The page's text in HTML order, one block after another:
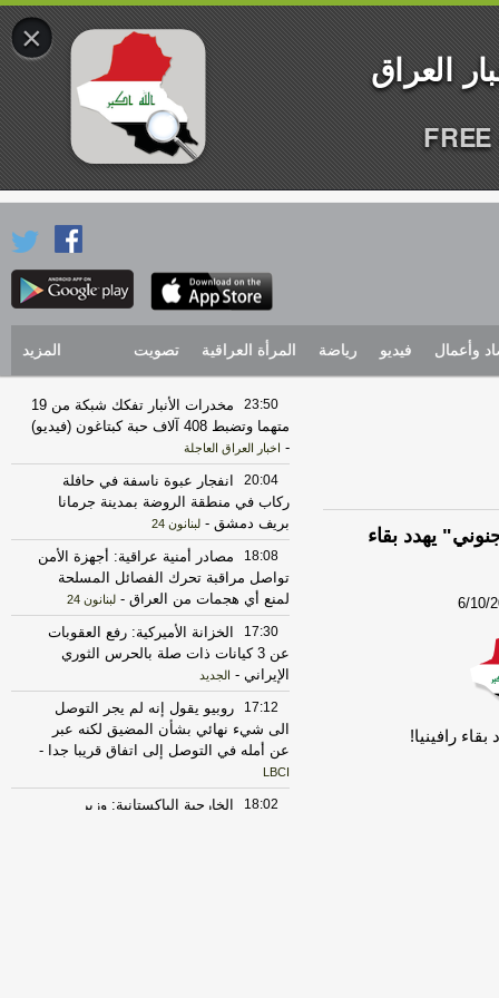
وأعمال فيديو رياضة المرأة العراقية تصويت المزيد
يهدد بقاء
6/10/
رافينيا!
23:50
مخدرات الأنبار تفكك شبكة من 19
متهما وتضبط 408 آلاف حبة كبتاغون (فيديو)
-
اخبار العراق العاجلة
20:04
انفجار عبوة ناسفة في حافلة
ركاب في منطقة الروضة بمدينة جرمانا
بريف دمشق - لبنانون 24
18:08
مصادر أمنية عراقية: أجهزة الأمن
تواصل مراقبة تحرك الفصائل المسلحة
لمنع أي هجمات من العراق - لبنانون 24
17:30
الخزانة الأميركية: رفع العقوبات
عن 3 كيانات ذات صلة بالحرس الثوري
الإيراني - الجديد
17:12
روبيو يقول إنه لم يجر التوصل
الى شيء نهائي بشأن المضيق لكنه عبر
عن أمله في التوصل إلى اتفاق قريبا جدا -
LBCI
18:02
الخارجية الباكستانية: وزير
×